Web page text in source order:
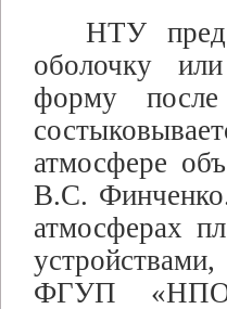
НТУ
оболочку
форму
атмосфере
В.С.
атмосферах
ФГУП